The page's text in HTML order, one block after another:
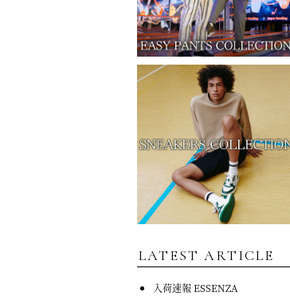
LATEST ARTICLE
入荷速報 ESSENZA